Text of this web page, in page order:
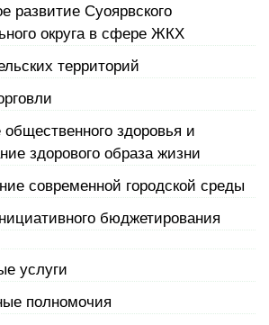
развитие Суоярвского
округа в сфере ЖКХ
территорий
общественного здоровья и
здорового образа жизни
современной городской среды
бюджетирования
услуги
полномочия